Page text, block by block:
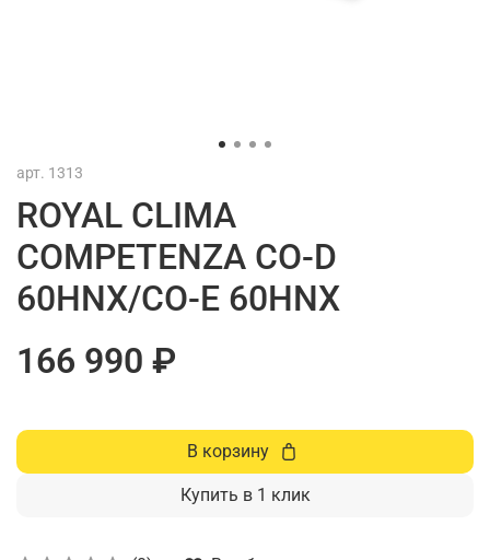
арт. 1313
ROYAL CLIMA
COMPETENZA CO-D
60HNX/CO-E 60HNX
166 990 ₽
В корзину
Купить в 1 клик